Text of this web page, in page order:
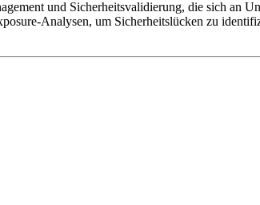
und Sicherheitsvalidierung, die sich an
Analysen, um Sicherheitslücken zu